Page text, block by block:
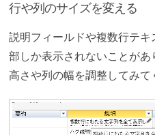
行や列のサイズを変える
説明フィールドや複数行テ
部しか表示されないことが
高さや列の幅を調整してみて